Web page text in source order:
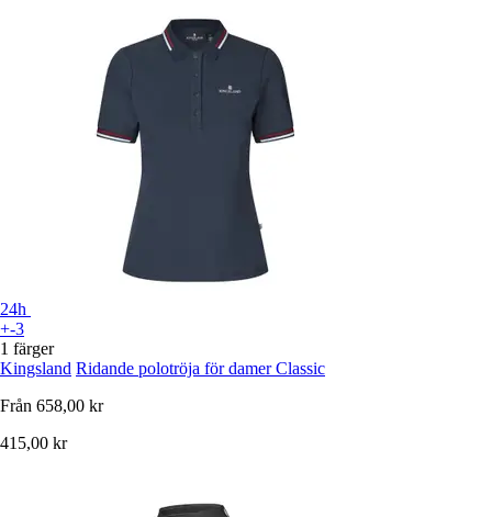
24h
+-3
1 färger
Kingsland Ridande polotröja för damer Classic
Från 658,00 kr
415,00 kr